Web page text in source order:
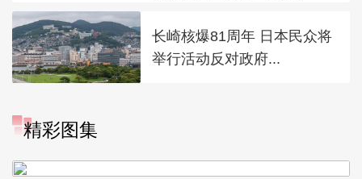
长崎核爆81周年 日本民众将
举行活动反对政府...
精彩图集